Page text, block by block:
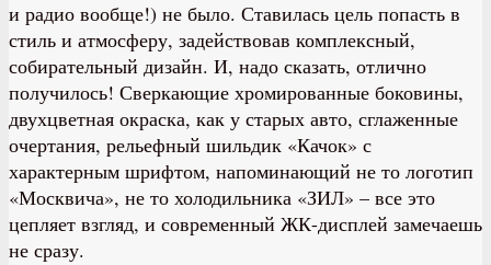
и радио вообще!) не было. Ставилась цель попасть в
стиль и атмосферу, задействовав комплексный,
собирательный дизайн. И, надо сказать, отлично
получилось! Сверкающие хромированные боковины,
двухцветная окраска, как у старых авто, сглаженные
очертания, рельефный шильдик «Качок» с
характерным шрифтом, напоминающий не то логотип
«Москвича», не то холодильника «ЗИЛ» – все это
цепляет взгляд, и современный ЖК-дисплей замечаешь
не сразу.